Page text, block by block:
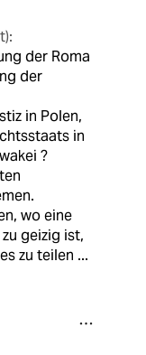
der Roma
der
in Polen,
in
?
wo eine
geizig ist,
zu teilen ...